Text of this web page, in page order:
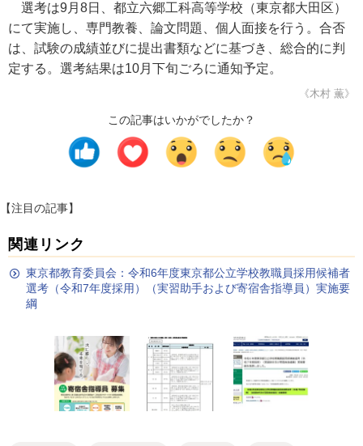
選考は9月8日、都立六郷工科高等学校（東京都大田区）
にて実施し、専門教養、論文問題、個人面接を行う。合否
は、試験の成績並びに提出書類などに基づき、総合的に判
定する。選考結果は10月下旬ごろに通知予定。
《木村 薫》
この記事はいかがでしたか？
【注目の記事】
関連リンク
東京都教育委員会：令和6年度東京都公立学校教職員採用候補者
選考（令和7年度採用）（実習助手および寄宿舎指導員）実施要
綱